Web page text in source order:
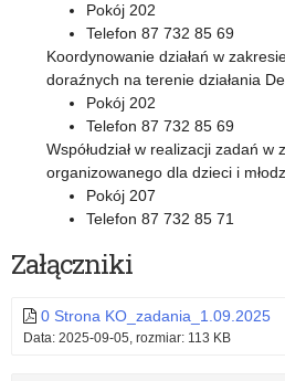
Pokój 202
Telefon 87 732 85 69
Koordynowanie działań w
doraźnych na terenie działania
Pokój 202
Telefon 87 732 85 69
Współudział w realizacji zadań
organizowanego dla dzieci i
Pokój 207
Telefon 87 732 85 71
Załączniki
0 Strona KO_zadania_1.09.2025
Data: 2025-09-05, rozmiar: 113 KB